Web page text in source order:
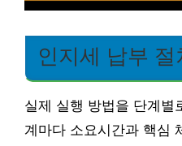
인지세 납부
실제 실행 방법을 단계별
계마다 소요시간과 핵심